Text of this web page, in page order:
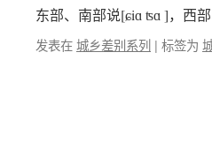
东部、南部说[ɕiɑ ʦɑ ]，
发表在城乡差别系列 | 标签为